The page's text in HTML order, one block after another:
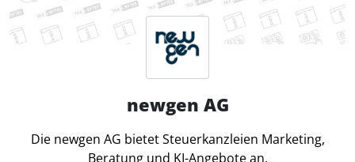
newgen AG
Die newgen AG bietet Steuerkanzleien Marketing,
Beratung und KI-Angebote an.